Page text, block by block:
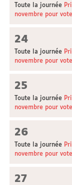
Toute la journée
novembre pour
24
Toute la journée
novembre pour
25
Toute la journée
novembre pour
26
Toute la journée
novembre pour
27